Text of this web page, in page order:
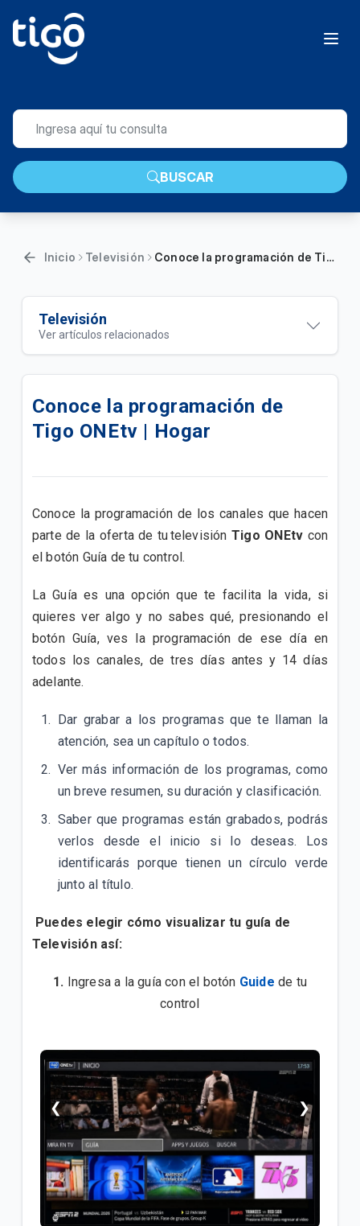
BUSCAR
Inicio Televisión Conoce la programación de Tigo ONEtv | Hogar
Televisión
Ver artículos relacionados
Conoce Tigo ONE tv
¿Dónde encuentro la lista de mis canales de TV? |
Home
TV Satelital DTH Básica?
¿Cuál es la Política de Privacidad de Tigo Sports?
¿Cómo puedo configurar los subtítulos a mis
programas de televisión?
¿Cuáles son los términos y condiciones de Tigo
canal no forma parte del plan contratado?
¿Qué es la televisión en Alta Definición (HD) y qué
¿Cómo puedo contratar servicios adicionales en mi
Plan Residencial?
Conoce la programación de
Tigo ONEtv | Hogar
Conoce la programación de los canales que hacen
parte de la oferta de tu televisiónTigo ONEtv con
el botón Guía de tu control.
La Guía es una opción que te facilita la vida, si
quieres ver algo y no sabes qué, presionando el
botón Guía, ves la programación de ese día en
todos los canales, de tres días antes y 14 días
adelante.
Dar grabar a los programas que te llaman la
atención, sea un capítulo o todos.
Ver más información de los programas, como
un breve resumen, su duración y clasificación.
Saber que programas están grabados, podrás
verlos desde el inicio si lo deseas. Los
identificarás porque tienen un círculo verde
junto al título.
Puedes elegir cómo visualizar tu guía de
Televisión así:
1. Ingresa a la guía con el botón Guide de tu
control
❮ ❯